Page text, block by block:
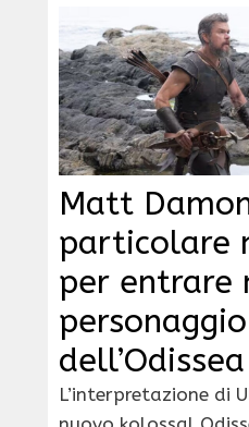
Matt
particolare
per entrare
personaggio
dell’Odissea
L’interpretazione di